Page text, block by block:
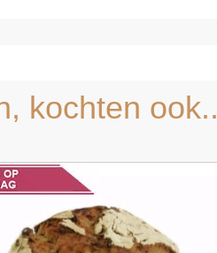
kochten ook..